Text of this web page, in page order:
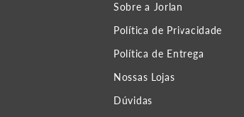
Sobre a Jorlan
Política de Privacidade
Política de Entrega
Nossas Lojas
Dúvidas